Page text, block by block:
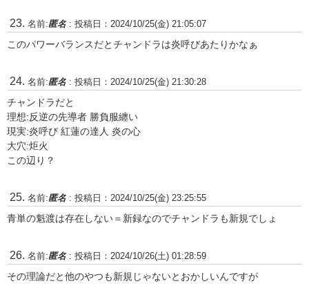
名前:匿名 : 投稿日：2024/10/25(金) 21:05:07
このパワーバランスだとチャンドラは炎呼びあたりかなぁ
名前:匿名 : 投稿日：2024/10/25(金) 21:30:28
チャンドラだと
理想:反逆の先導者 勝負服纏い
現実:炎呼び 紅蓮の達人 炎の心
大穴:炬火
この辺り？
名前:匿名 : 投稿日：2024/10/25(金) 23:25:55
青単の魁渡は存在しない＝新録なのでチャンドラも新規でしょ
名前:匿名 : 投稿日：2024/10/26(土) 01:28:59
その理論だと他のやつも新規じゃないとおかしいんですが